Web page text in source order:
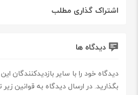
اشتراک گذاری مطلب
دیدگاه ها
دیدگاه خود را با سایر بازدیدکنندگان
بگذارید. در ارسال دیدگاه به قوانین